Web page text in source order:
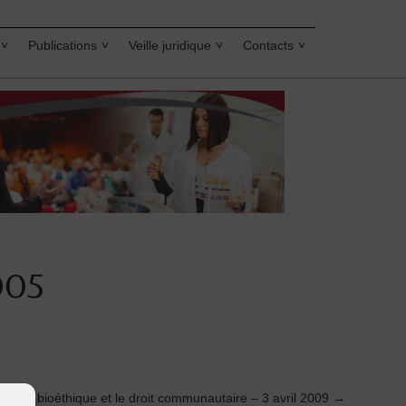
Publications Veille juridique Contacts
La bioéthique et le droit communautaire – 3 avril 2009 →